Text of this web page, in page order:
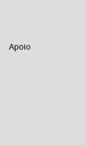
Apoio